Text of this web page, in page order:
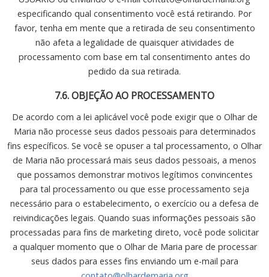
especificando qual consentimento você está retirando. Por
favor, tenha em mente que a retirada de seu consentimento
não afeta a legalidade de quaisquer atividades de
processamento com base em tal consentimento antes do
pedido da sua retirada.
7.6. OBJEÇÃO AO PROCESSAMENTO
De acordo com a lei aplicável você pode exigir que o Olhar de
Maria não processe seus dados pessoais para determinados
fins específicos. Se você se opuser a tal processamento, o Olhar
de Maria não processará mais seus dados pessoais, a menos
que possamos demonstrar motivos legítimos convincentes
para tal processamento ou que esse processamento seja
necessário para o estabelecimento, o exercício ou a defesa de
reivindicações legais. Quando suas informações pessoais são
processadas para fins de marketing direto, você pode solicitar
a qualquer momento que o Olhar de Maria pare de processar
seus dados para esses fins enviando um e-mail para